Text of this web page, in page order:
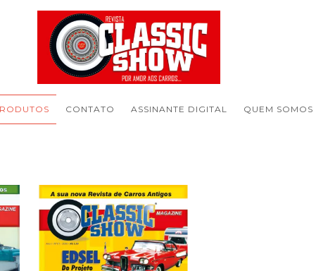
CONTATO ASSINANTE DIGITAL QUEM SOMOS